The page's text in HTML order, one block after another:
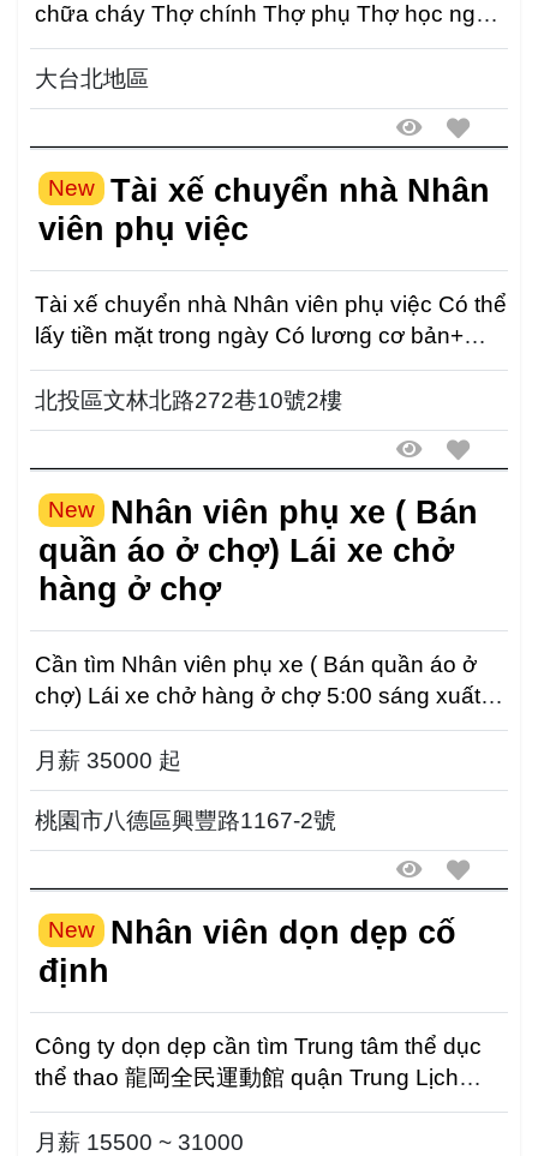
chữa cháy Thợ chính Thợ phụ Thợ học nghề
Cần tuyển số...
大台北地區
New
Tài xế chuyển nhà Nhân
viên phụ việc
Tài xế chuyển nhà Nhân viên phụ việc Có thể
lấy tiền mặt trong ngày Có lương cơ bản+
thưởng d...
北投區文林北路272巷10號2樓
New
Nhân viên phụ xe ( Bán
quần áo ở chợ) Lái xe chở
hàng ở chợ
Cần tìm Nhân viên phụ xe ( Bán quần áo ở
chợ) Lái xe chở hàng ở chợ 5:00 sáng xuất
phát Nghỉ...
月薪 35000 起
桃園市八德區興豐路1167-2號
New
Nhân viên dọn dẹp cố
định
Công ty dọn dẹp cần tìm Trung tâm thể dục
thể thao 龍岡全民運動館 quận Trung Lịch
Nhân viên dọn dẹp cố đ...
月薪 15500 ~ 31000